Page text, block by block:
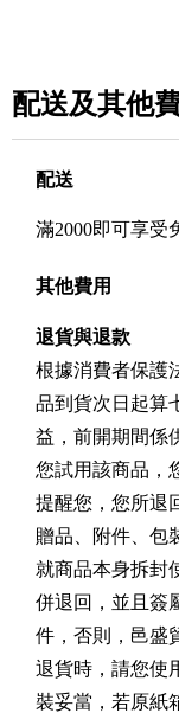
配送及其他
配送
滿2000即可享受
其他費用
退貨與退款
根據消費者保護
品到貨次日起算
益，前開期間係
您試用該商品，
提醒您，您所退
贈品、附件、包
就商品本身拆封
併退回，並且簽
件，否則，邑盛
退貨時，請您使
裝妥當，若原紙